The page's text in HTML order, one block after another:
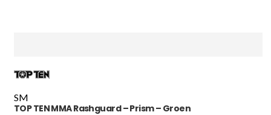
SM
TOP TEN MMA Rashguard – Prism – Groen